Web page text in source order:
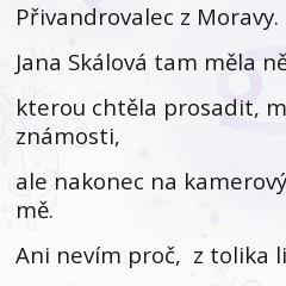
Přivandrovalec z Moravy.
Jana Skálová tam měla
kterou chtěla prosadit,
známosti,
ale nakonec na
mě.
Ani nevím proč, z tolika